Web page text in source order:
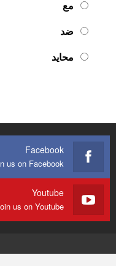
مع
ضد
محايد
Facebook
us on Facebook
Youtube
us on Youtube